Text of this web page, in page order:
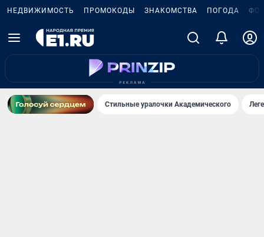
НЕДВИЖИМОСТЬ ПРОМОКОДЫ ЗНАКОМСТВА ПОГОДА
Стильные уралочки Академического